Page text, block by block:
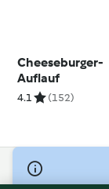
Cheeseburger-
Auflauf
4.1 (152)
© Copyright 2026